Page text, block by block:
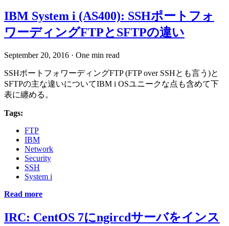
IBM System i (AS400): SSHポートフォ
ワーディングFTPとSFTPの違い
September 20, 2016 · One min read
SSHポートフォワーディングFTP (FTP over SSHとも言う)と
SFTPの主な違いについてIBM i OSユニークな点も含めて下
表に纏める。
Tags:
FTP
IBM
Network
Security
SSH
System i
Read more
IRC: CentOS 7にngircdサーバをインス